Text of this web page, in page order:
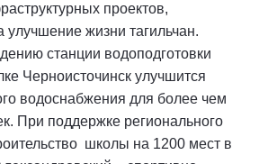
проектов,
жизни тагильчан.
станции водоподготовки
Черноисточинск улучшится
водоснабжения для более чем
При поддержке регионального
школы на 1200 мест в